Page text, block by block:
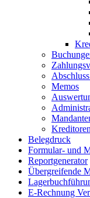
Memos
Belegdruck
Formular- und
Reportgenerator
Übergreifende
E-Rechnung